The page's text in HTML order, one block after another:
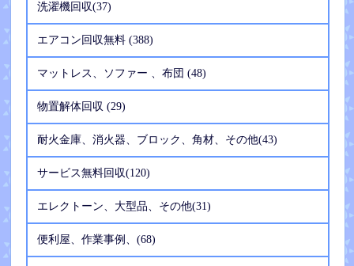
洗濯機回収(37)
エアコン回収無料 (388)
マットレス、ソファー 、布団 (48)
物置解体回収 (29)
耐火金庫、消火器、ブロック、角材、その他(43)
サービス無料回収(120)
エレクトーン、大型品、その他(31)
便利屋、作業事例、(68)